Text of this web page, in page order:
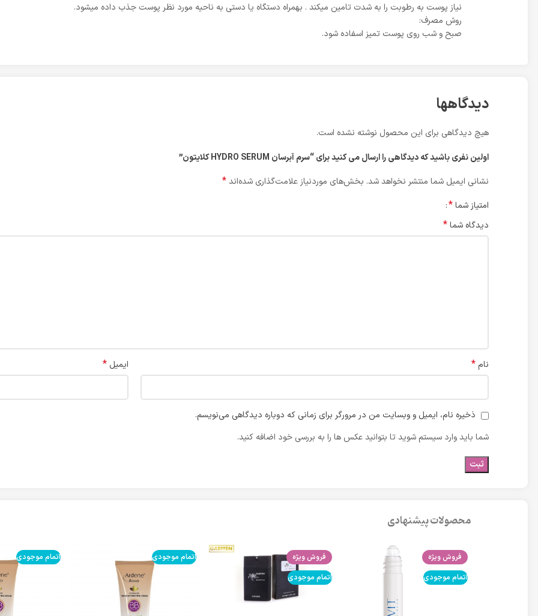
نیاز پوست به رطوبت را به شدت تامین میکند . بهمراه دستگاه یا دستی به ناحیه مورد نظر پوست جذب داده میشود.
روش مصرف:
صبح و شب روی پوست تمیز اسفاده شود.
دیدگاهها
هیچ دیدگاهی برای این محصول نوشته نشده است.
اولین نفری باشید که دیدگاهی را ارسال می کنید برای “سرم آبرسان HYDRO SERUM کلایتون”
نشانی ایمیل شما منتشر نخواهد شد. بخش‌های موردنیاز علامت‌گذاری شده‌اند*
امتیاز شما*
دیدگاه شما*
نام * ایمیل *
ذخیره نام، ایمیل و وبسایت من در مرورگر برای زمانی که دوباره دیدگاهی می‌نویسم.
شما باید وارد سیستم شوید تا بتوانید عکس ها را به بررسی خود اضافه کنید.
محصولات پیشنهادی
فروش ویژه
اتمام موجودی
فروش ویژه
اتمام موجودی
اتمام موجودی اتمام موجودی